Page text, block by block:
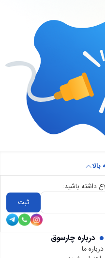
درباره چارسوق
درباره ما
داشته باشید:
ثبت